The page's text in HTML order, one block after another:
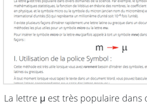
La lettre μ est très populaire dans